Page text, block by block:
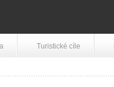
Turistické cíle